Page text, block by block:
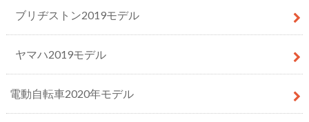
ブリヂストン2019モデル
ヤマハ2019モデル
電動自転車2020年モデル